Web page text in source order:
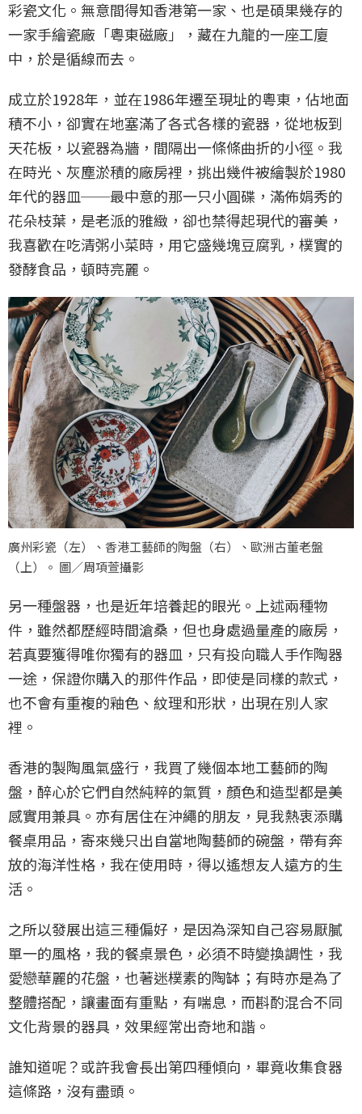
彩瓷文化。無意間得知香港第一家、也是碩果幾存的
一家手繪瓷廠「粵東磁廠」，藏在九龍的一座工廈
中，於是循線而去。
成立於1928年，並在1986年遷至現址的粵東，佔地面
積不小，卻實在地塞滿了各式各樣的瓷器，從地板到
天花板，以瓷器為牆，間隔出一條條曲折的小徑。我
在時光、灰塵淤積的廠房裡，挑出幾件被繪製於1980
年代的器皿──最中意的那一只小圓碟，滿佈娟秀的
花朵枝葉，是老派的雅緻，卻也禁得起現代的審美，
我喜歡在吃清粥小菜時，用它盛幾塊豆腐乳，樸實的
發酵食品，頓時亮麗。
廣州彩瓷（左）、香港工藝師的陶盤（右）、歐洲古董老盤
（上）。 圖／周項萱攝影
另一種盤器，也是近年培養起的眼光。上述兩種物
件，雖然都歷經時間滄桑，但也身處過量產的廠房，
若真要獲得唯你獨有的器皿，只有投向職人手作陶器
一途，保證你購入的那件作品，即使是同樣的款式，
也不會有重複的釉色、紋理和形狀，出現在別人家
裡。
香港的製陶風氣盛行，我買了幾個本地工藝師的陶
盤，醉心於它們自然純粹的氣質，顏色和造型都是美
感實用兼具。亦有居住在沖繩的朋友，見我熱衷添購
餐桌用品，寄來幾只出自當地陶藝師的碗盤，帶有奔
放的海洋性格，我在使用時，得以遙想友人遠方的生
活。
之所以發展出這三種偏好，是因為深知自己容易厭膩
單一的風格，我的餐桌景色，必須不時變換調性，我
愛戀華麗的花盤，也著迷樸素的陶缽；有時亦是為了
整體搭配，讓畫面有重點，有喘息，而斟酌混合不同
文化背景的器具，效果經常出奇地和諧。
誰知道呢？或許我會長出第四種傾向，畢竟收集食器
這條路，沒有盡頭。